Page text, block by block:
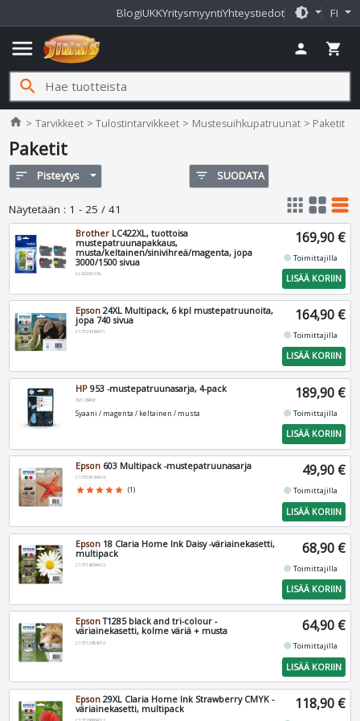
BlogiUKKYritysmyyntiYhteystiedot brightness_medium FI
menu person shopping_cart
search
home Jimms.fi
Tarvikkeet Tulostintarvikkeet Mustesuihkupatruunat Paketit
Paketit
sort Pisteytys filter_list SUODATA
Näytetään : 1 - 25 / 41 apps grid_view table_rows
Brother LC422XL, tuottoisa
mustepatruunapakkaus,
musta/keltainen/sinivihreä/magenta, jopa
3000/1500 sivua
LC422XLVAL
169,90 €
fiber_manual_recordToimittajilla
LISÄÄ KORIIN
Epson 24XL Multipack, 6 kpl mustepatruunoita,
jopa 740 sivua
C13T24384011
164,90 €
fiber_manual_recordToimittajilla
LISÄÄ KORIIN
HP 953 -mustepatruunasarja, 4-pack
6ZC69AE
Syaani / magenta / keltainen / musta
189,90 €
fiber_manual_recordToimittajilla
LISÄÄ KORIIN
Epson 603 Multipack -mustepatruunasarja
C13T03U64010
star star star star star (1)
49,90 €
fiber_manual_recordToimittajilla
LISÄÄ KORIIN
Epson 18 Claria Home Ink Daisy -väriainekasetti,
multipack
C13T18064012
68,90 €
fiber_manual_recordToimittajilla
LISÄÄ KORIIN
EpsonT1285 black and tri-colour -
väriainekasetti, kolme väriä + musta
C13T12854012
64,90 €
fiber_manual_recordToimittajilla
LISÄÄ KORIIN
Epson 29XL Claria Home Ink Strawberry CMYK -
väriainekasetti, multipack
118,90 €